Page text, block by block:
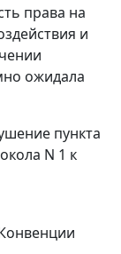
права на
и
ожидала
пункта
N 1 к